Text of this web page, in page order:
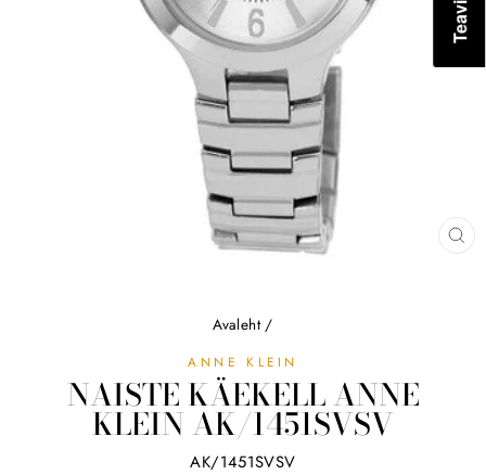
Avaleht /
ANNE KLEIN
NAISTE KÄEKELL ANNE
KLEIN AK/1451SVSV
AK/1451SVSV